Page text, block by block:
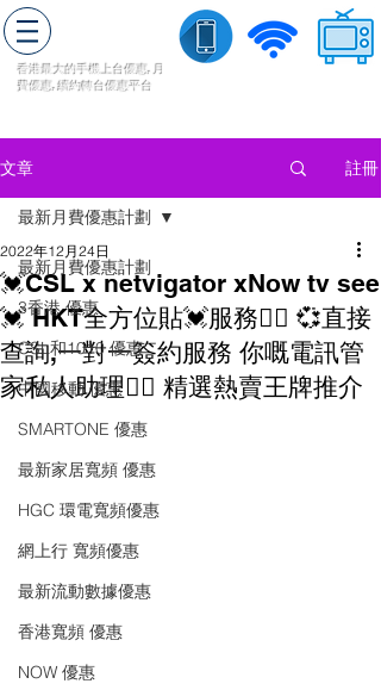
香港最大的手機上台優惠, 月
費優惠,續約轉台優惠平台
文章 註冊
最新月費優惠計劃
3香港 優惠
CSL和1010 優惠
中國移動 優惠
SMARTONE 優惠
最新家居寬頻 優惠
HGC 環電寬頻優惠
網上行 寬頻優惠
最新流動數據優惠
香港寬頻 優惠
NOW 優惠
最新月費優惠計劃
💓CSL x netvigator xNow tv see
💓 HKT全方位貼💓服務👍🏻 💞直接
查詢,一對一簽約服務 你嘅電訊管
家私人助理👍🏻 精選熱賣王牌推介
2022年12月24日